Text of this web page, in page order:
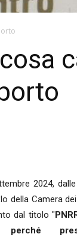
2024,
della Camera
dal titolo "